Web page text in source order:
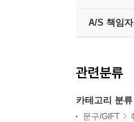
A/S 책임
관련분류
카테고리 분류
문구/GIFT